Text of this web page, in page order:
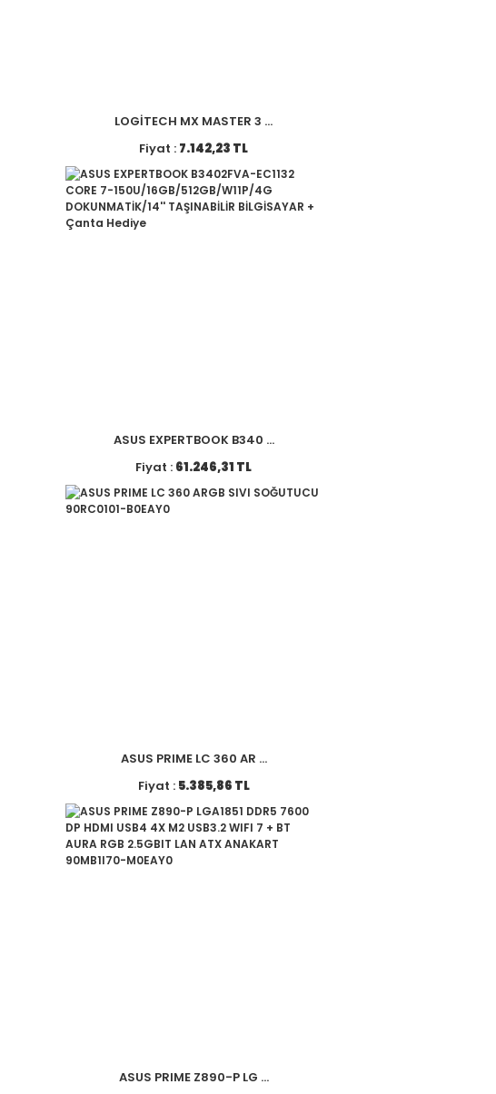
LOGİTECH MX MASTER 3 ...
Fiyat : 7.142,23 TL
ASUS EXPERTBOOK B340 ...
Fiyat : 61.246,31 TL
ASUS PRIME LC 360 AR ...
Fiyat : 5.385,86 TL
ASUS PRIME Z890-P LG ...